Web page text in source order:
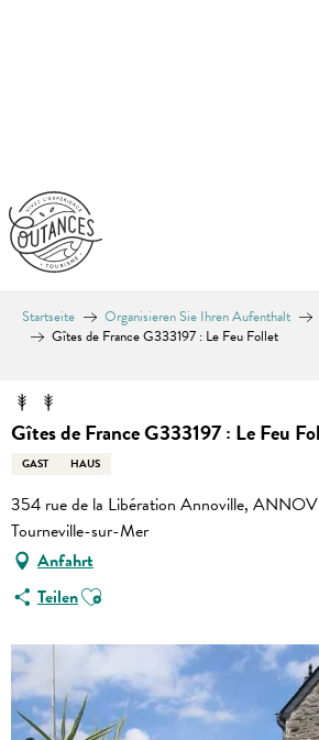
Startseite Organisieren Sie Ihren Aufenthalt
Gîtes de France G333197 : Le Feu Follet
Gîtes de France G333197 : Le Feu
GAST HAUS
354 rue de la Libération Annoville,
Tourneville-sur-Mer
Anfahrt
TeilenAjouter aux favoris